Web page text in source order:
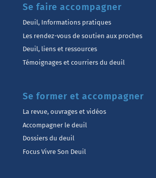
Se faire accompagner
Deuil, Informations pratiques
Les rendez-vous de soutien aux proches
Deuil, liens et ressources
Témoignages et courriers du deuil
Se former et accompagner
La revue, ouvrages et vidéos
Accompagner le deuil
Dossiers du deuil
Focus Vivre Son Deuil